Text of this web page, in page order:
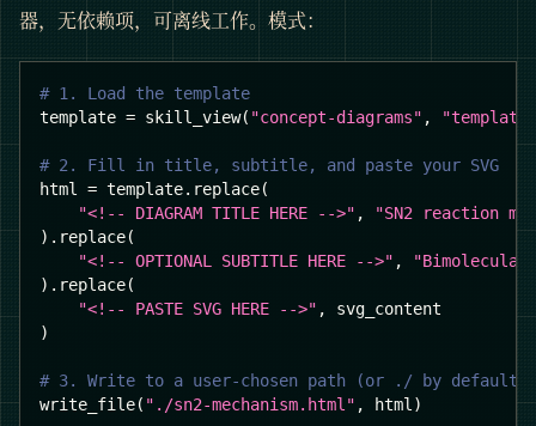
器，无依赖项，可离线工作。模式：
# 1. Load the template
template = skill_view( "concept-diagrams" ,
# 2. Fill in title, subtitle, and paste your SVG
html = template. replace(
"<!-- DIAGRAM TITLE HERE -->" ,
"SN2 reaction
) . replace(
"<!-- OPTIONAL SUBTITLE HERE -->" ,
) . replace(
"<!-- PASTE SVG HERE -->" ,
svg_content
)
# 3. Write to a user-chosen path (or ./ by default)
write_file( "./sn2-mechanism.html" , html )